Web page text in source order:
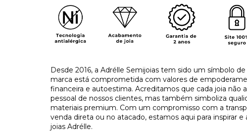
Desde 2016, a Adrélle Semijoias tem sido um símbolo
marca está comprometida com valores de
financeira e autoestima. Acreditamos que cada joia não
pessoal de nossos clientes, mas também simboliza
materiais premium. Com um compromisso com a
venda direta ou no atacado, estamos aqui para inspirar
joias Adrélle.